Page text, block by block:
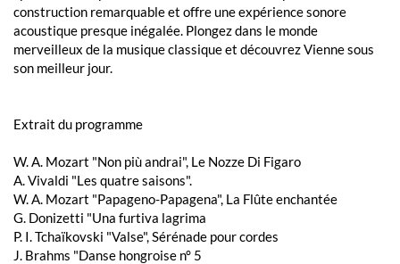
construction remarquable et offre une expérience sonore
acoustique presque inégalée. Plongez dans le monde
merveilleux de la musique classique et découvrez Vienne sous
son meilleur jour.
Extrait du programme
W. A. Mozart "Non più andrai", Le Nozze Di Figaro
A. Vivaldi "Les quatre saisons".
W. A. Mozart "Papageno-Papagena", La Flûte enchantée
G. Donizetti "Una furtiva lagrima
P. I. Tchaïkovski "Valse", Sérénade pour cordes
J. Brahms "Danse hongroise n° 5